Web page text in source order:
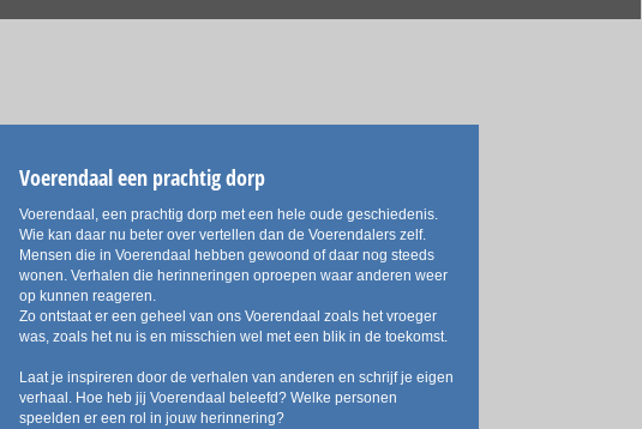
Voerendaal een prachtig dorp
Voerendaal, een prachtig dorp met een hele oude geschiedenis.
Wie kan daar nu beter over vertellen dan de Voerendalers zelf.
Mensen die in Voerendaal hebben gewoond of daar nog steeds
wonen. Verhalen die herinneringen oproepen waar anderen weer
op kunnen reageren.
Zo ontstaat er een geheel van ons Voerendaal zoals het vroeger
was, zoals het nu is en misschien wel met een blik in de toekomst.
Laat je inspireren door de verhalen van anderen en schrijf je eigen
verhaal. Hoe heb jij Voerendaal beleefd? Welke personen
speelden er een rol in jouw herinnering?